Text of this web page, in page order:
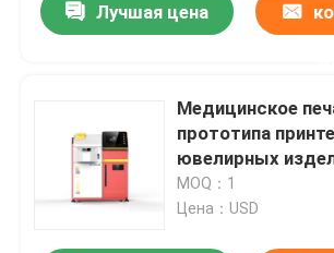
Лучшая цена
Медицинское
прототипа
ювелирных
нержавеющей
быстрое
MOQ：1
Цена：USD